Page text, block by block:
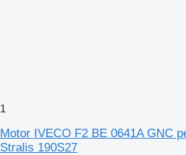
1
Motor IVECO F2 BE 0641A GNC
Stralis 190S27